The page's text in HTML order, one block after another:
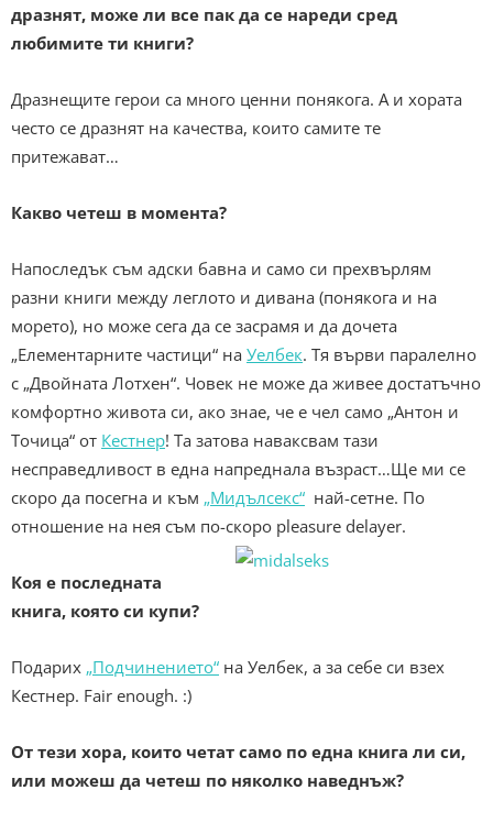
дразнят, може ли все пак да се нареди сред
любимите ти книги?
Дразнещите герои са много ценни понякога. А и хората
често се дразнят на качества, които самите те
притежават…
Какво четеш в момента?
Напоследък съм адски бавна и само си прехвърлям
разни книги между леглото и дивана (понякога и на
морето), но може сега да се засрамя и да дочета
„Елементарните частици“ на Уелбек. Тя върви паралелно
с „Двойната Лотхен“. Човек не може да живее достатъчно
комфортно живота си, ако знае, че е чел само „Антон и
Точица“ от Кестнер! Та затова наваксвам тази
несправедливост в една напреднала възраст…Ще ми се
скоро да посегна и към „Мидълсекс“ най-сетне. По
отношение на нея съм по-скоро pleasure delayer.
Коя е последната
книга, която си купи?
Подарих „Подчинението“ на Уелбек, а за себе си взех
Кестнер. Fair enough. :)
От тези хора, които четат само по една книга ли си,
или можеш да четеш по няколко наведнъж?